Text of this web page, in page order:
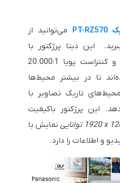
PT-RZ570 می‌توانید از
این دیتا پرژکتور با
روشنایی 5400 لومن و کنتراست پویا 20.000:1
تا در بیشتر محیط‌ها
تاریک تصاویر با
دهد. این پرژکتور باکیفیت
1920 x توانایی نمایش با
و اطلاعات را دارد.